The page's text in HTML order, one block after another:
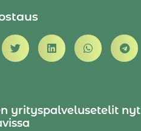
yrityspalvelusetelit nyt